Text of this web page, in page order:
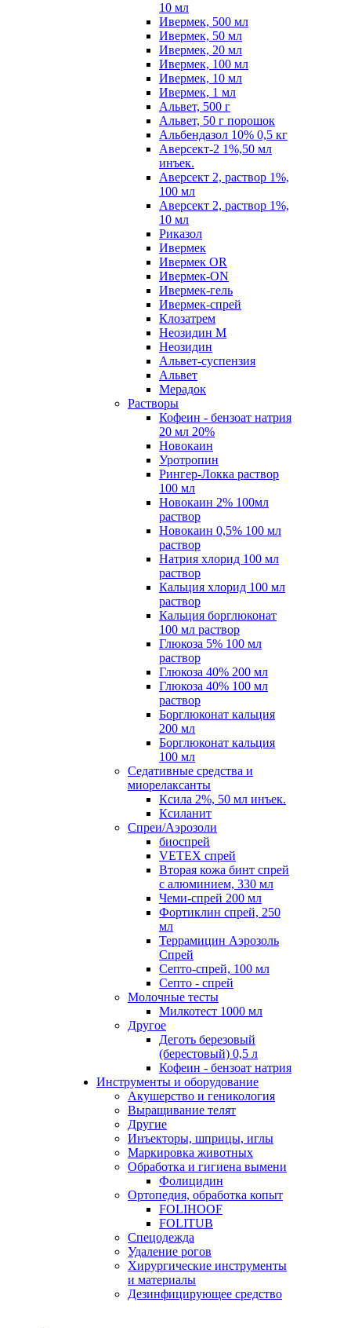
10 мл
Ивермек, 500 мл
Ивермек, 50 мл
Ивермек, 20 мл
Ивермек, 100 мл
Ивермек, 10 мл
Ивермек, 1 мл
Альвет, 500 г
Альвет, 50 г порошок
Альбендазол 10% 0,5 кг
Аверсект-2 1%,50 мл
инъек.
Аверсект 2, раствор 1%,
100 мл
Аверсект 2, раствор 1%,
10 мл
Риказол
Ивермек
Ивермек OR
Ивермек-ON
Ивермек-гель
Ивермек-спрей
Клозатрем
Неозидин М
Неозидин
Альвет-суспензия
Альвет
Мерадок
Растворы
Кофеин - бензоат натрия
20 мл 20%
Новокаин
Уротропин
Рингер-Локка раствор
100 мл
Новокаин 2% 100мл
раствор
Новокаин 0,5% 100 мл
раствор
Натрия хлорид 100 мл
раствор
Кальция хлорид 100 мл
раствор
Кальция борглюконат
100 мл раствор
Глюкоза 5% 100 мл
раствор
Глюкоза 40% 200 мл
Глюкоза 40% 100 мл
раствор
Борглюконат кальция
200 мл
Борглюконат кальция
100 мл
Седативные средства и
миорелаксанты
Ксила 2%, 50 мл инъек.
Ксиланит
Спреи/Аэрозоли
биоспрей
VETEX спрей
Вторая кожа бинт спрей
с алюминием, 330 мл
Чеми-спрей 200 мл
Фортиклин спрей, 250
мл
Террамицин Аэрозоль
Спрей
Септо-спрей, 100 мл
Септо - спрей
Молочные тесты
Милкотест 1000 мл
Другое
Деготь березовый
(берестовый) 0,5 л
Кофеин - бензоат натрия
Инструменты и оборудование
Акушерство и геникология
Выращивание телят
Другие
Инъекторы, шприцы, иглы
Маркировка животных
Обработка и гигиена вымени
Фолицидин
Ортопедия, обработка копыт
FOLIHOOF
FOLITUB
Спецодежда
Удаление рогов
Хирургические инструменты
и материалы
Дезинфицирующее средство